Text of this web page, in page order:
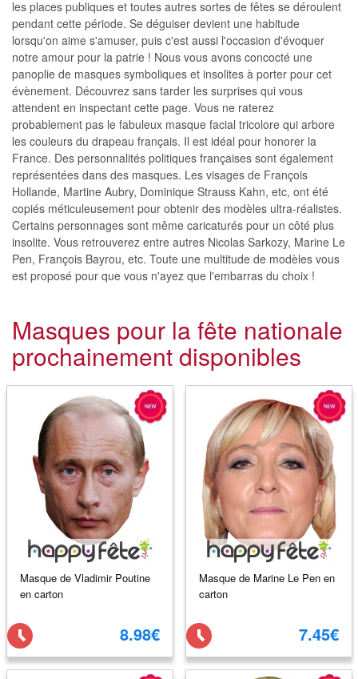
les places publiques et toutes autres sortes de fêtes se déroulent
pendant cette période. Se déguiser devient une habitude
lorsqu'on aime s'amuser, puis c'est aussi l'occasion d'évoquer
notre amour pour la patrie ! Nous vous avons concocté une
panoplie de masques symboliques et insolites à porter pour cet
évènement. Découvrez sans tarder les surprises qui vous
attendent en inspectant cette page. Vous ne raterez
probablement pas le fabuleux masque facial tricolore qui arbore
les couleurs du drapeau français. Il est idéal pour honorer la
France. Des personnalités politiques françaises sont également
représentées dans des masques. Les visages de François
Hollande, Martine Aubry, Dominique Strauss Kahn, etc, ont été
copiés méticuleusement pour obtenir des modèles ultra-réalistes.
Certains personnages sont même caricaturés pour un côté plus
insolite. Vous retrouverez entre autres Nicolas Sarkozy, Marine Le
Pen, François Bayrou, etc. Toute une multitude de modèles vous
est proposé pour que vous n'ayez que l'embarras du choix !
Masques pour la fête nationale
prochainement disponibles
Masque de Vladimir Poutine
en carton
8.98€
Masque de Marine Le Pen en
carton
7.45€